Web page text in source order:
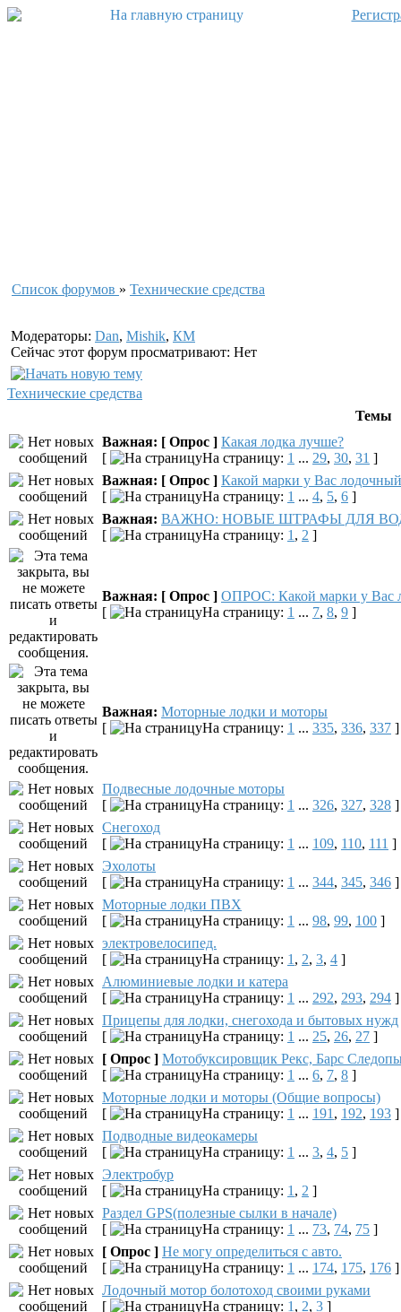
Список форумов » Технические средства
Модераторы: Dan, Mishik, КМ
Сейчас этот форум просматривают: Нет
Технические средства
Темы
Важная: [ Опрос ] Какая лодка лучше?
[
На страницу: 1 ... 29, 30, 31 ]
Важная: [ Опрос ] Какой марки у Вас
[
На страницу: 1 ... 4, 5, 6 ]
Важная: ВАЖНО: НОВЫЕ ШТРАФЫ ДЛЯ
[
На страницу: 1 , 2 ]
Важная: [ Опрос ] ОПРОС: Какой марки у Вас
[
На страницу: 1 ... 7, 8, 9 ]
Важная: Моторные лодки и моторы
[
На страницу: 1 ... 335, 336, 337 ]
Подвесные лодочные моторы
[
На страницу: 1 ... 326, 327, 328 ]
Снегоход
[
На страницу: 1 ... 109, 110, 111 ]
Эхолоты
[
На страницу: 1 ... 344, 345, 346 ]
Моторные лодки ПВХ
[
На страницу: 1 ... 98, 99, 100 ]
электровелосипед.
[
На страницу: 1 , 2, 3, 4 ]
Алюминиевые лодки и катера
[
На страницу: 1 ... 292, 293, 294 ]
Прицепы для лодки, снегохода и бытовых нужд
[
На страницу: 1 ... 25, 26, 27 ]
[ Опрос ] Мотобуксировщик Рекс, Барс
[
На страницу: 1 ... 6, 7, 8 ]
Моторные лодки и моторы (Общие вопросы)
[
На страницу: 1 ... 191 , 192, 193 ]
Подводные видеокамеры
[
На страницу: 1 ... 3, 4, 5 ]
Электробур
[
На страницу: 1 , 2 ]
Раздел GPS(полезные сылки в начале)
[
На страницу: 1 ... 73, 74, 75 ]
[ Опрос ] Не могу определиться с авто.
[
На страницу: 1 ... 174, 175, 176 ]
Лодочный мотор болотоход своими руками
[
На страницу: 1 , 2, 3 ]